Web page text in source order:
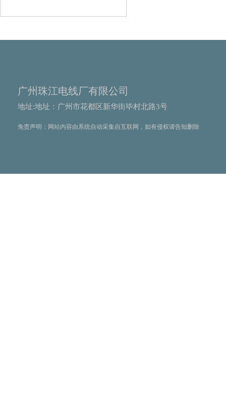
广州珠江电线厂有限公司
地址:地址：广州市花都区新华街毕村北路3号
免责声明：网站内容由系统自动采集自互联网，如有侵权请告知删除